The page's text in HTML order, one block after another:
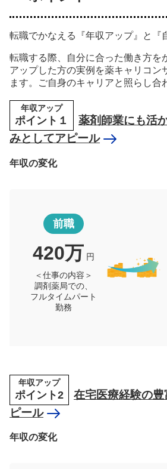
転職でかなえる『年収アップ』と『
転職する際、自分に合った働き方を
アップした方の実例を薬キャリコン
ます。ご自身のキャリアと照らし合
年収アップ
ポイント１
薬剤師業にも活
みとしてアピール
年収の変化
前職
420万 円
＜仕事の内容＞
調剤薬局での、
フルタイムパート
勤務
年収アップ
ポイント2
在宅医療経験の
ピール
年収の変化